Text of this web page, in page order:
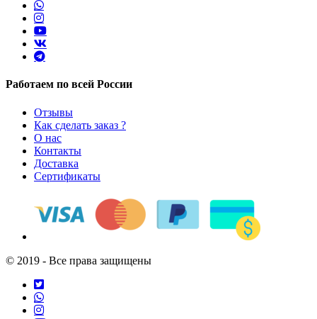
Работаем по всей России
Отзывы
Как сделать заказ ?
О нас
Контакты
Доставка
Сертификаты
© 2019 - Все права защищены